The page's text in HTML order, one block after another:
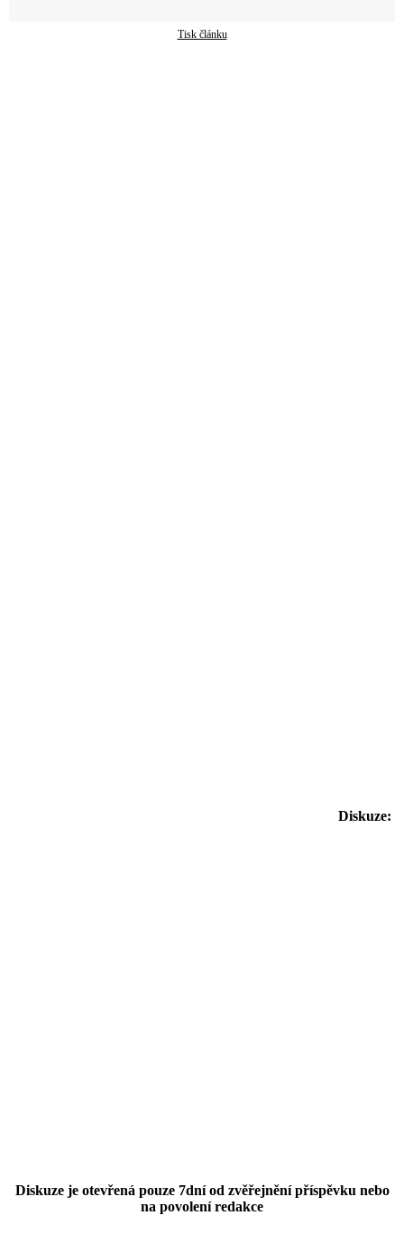
Tisk článku
Diskuze:
Diskuze je otevřená pouze 7dní od zvěřejnění příspěvku nebo
na povolení redakce